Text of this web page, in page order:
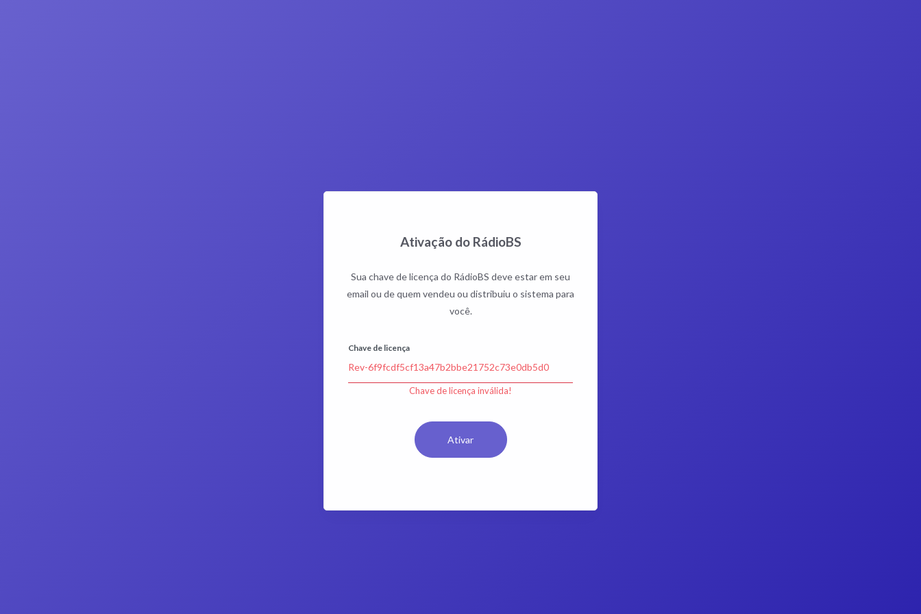
Ativação do RádioBS
Sua chave de licença do RádioBS deve estar em seu
email ou de quem vendeu ou distribuiu o sistema para
você.
Chave de licença
Chave de licença inválida!
Ativar